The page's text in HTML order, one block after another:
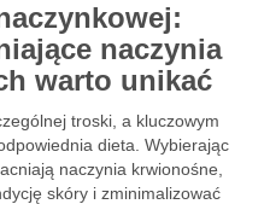
naczynia
warto unikać
troski, a kluczowym
dieta. Wybierając
naczynia krwionośne,
skóry i zminimalizować